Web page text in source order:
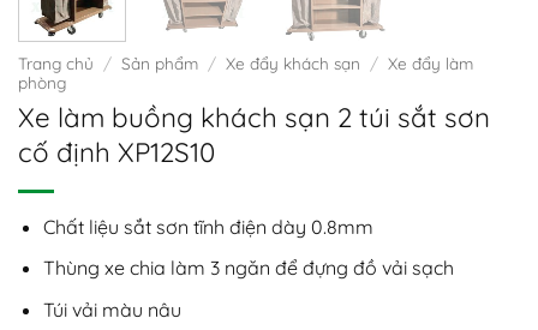
Trang chủ / Sản phẩm / Xe đẩy khách sạn / Xe đẩy làm
phòng
Xe làm buồng khách sạn 2 túi sắt sơn
cố định XP12S10
Chất liệu sắt sơn tĩnh điện dày 0.8mm
Thùng xe chia làm 3 ngăn để đựng đồ vải sạch
Túi vải màu nâu